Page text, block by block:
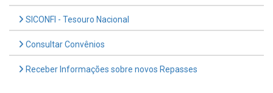
SICONFI - Tesouro Nacional
Consultar Convênios
Receber Informações sobre novos Repasses